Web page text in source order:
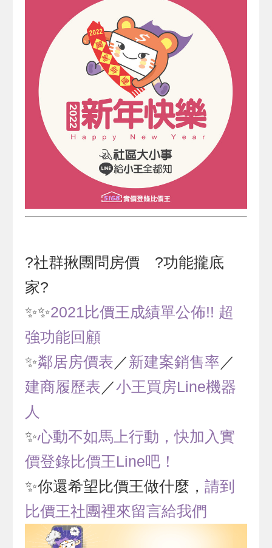
?社群揪團問房價 ?功能攏底
家?
✨✨2021比價王成績單公佈!! 超
強功能回顧
✨鄰居房價表 ／新建案銷售率 ／
建商履歷表 ／小王買房Line機器
人
✨心動不如馬上行動，快加入實
價登錄比價王Line吧！
✨你還希望比價王做什麼，請到
比價王社團裡來留言給我們